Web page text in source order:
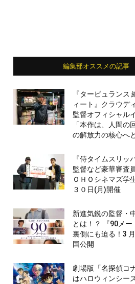
編集部オススメの記事
『タービュランス
ィート』クラウデ
監督オフィシャル
「本作は、人間の
の解放力の核心へ
『侍タイムスリッ
監督など豪華審査
ＯＨＯシネマズ学
３０日(月)開催
新進気鋭の監督・
とは！？ 『90メ
裏側にも迫る！3
国公開
劇場版「名探偵コ
はハロウィンシー